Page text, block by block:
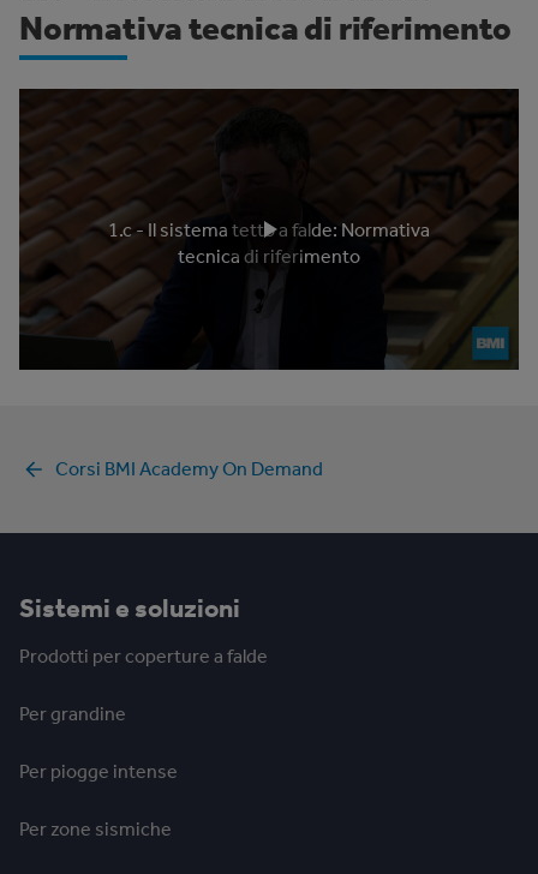
Normativa tecnica di riferimento
1.c - Il sistema tetto a falde: Normativa
tecnica di riferimento
Corsi BMI Academy On Demand
Sistemi e soluzioni
Prodotti per coperture a falde
Per grandine
Per piogge intense
Per zone sismiche